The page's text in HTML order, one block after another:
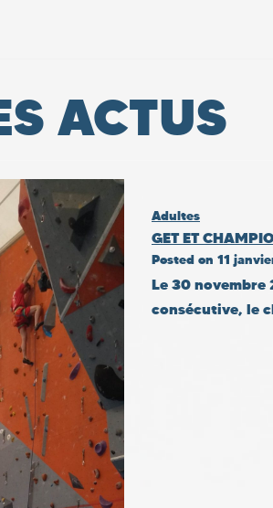
ACTUS
Adultes
GET ET
Posted on 11
Le 30 novembre
consécutive, le